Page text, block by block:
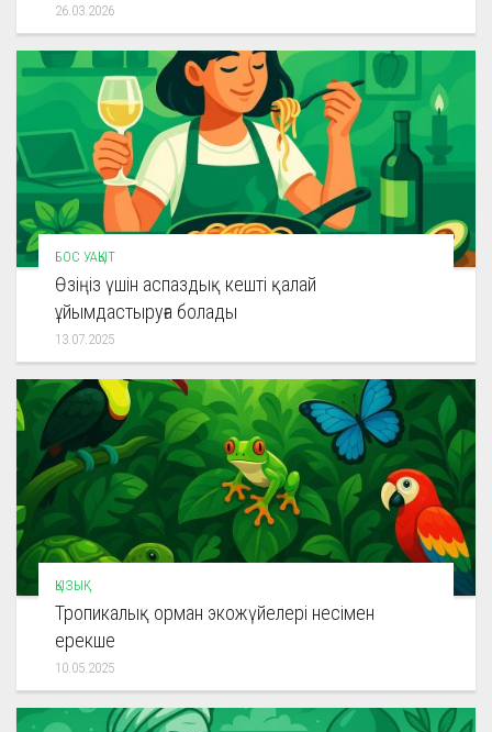
26.03.2026
БОС УАҚЫТ
Өзіңіз үшін аспаздық кешті қалай
ұйымдастыруға болады
13.07.2025
ҚЫЗЫҚ
Тропикалық орман экожүйелері несімен
ерекше
10.05.2025